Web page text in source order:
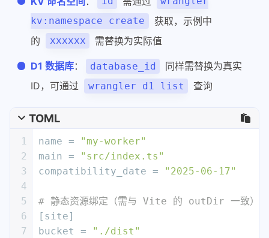
kv:namespace create
获取，示例中
的
xxxxxx 需替换为实际值
D1 数据库： database_id
同样需替换为真实
ID，可通过
wrangler d1 list 查询
TOML
1
2
3
4
5
6
7
name =
"my-worker"
main =
"src/index.ts"
compatibility_date = "2025-06-17"
# 静态资源绑定（需与 Vite 的 outDir 一致）
[site]
bucket
=
"./dist"